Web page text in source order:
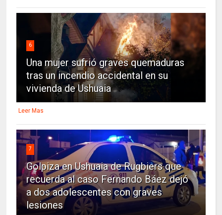
6
Una mujer sufrió graves quemaduras
tras un incendio accidental en su
vivienda de Ushuaia
Leer Mas
7
Golpiza en Ushuaia de Rugbiers que
recuerda al caso Fernando Báez dejó
a dos adolescentes con graves
lesiones